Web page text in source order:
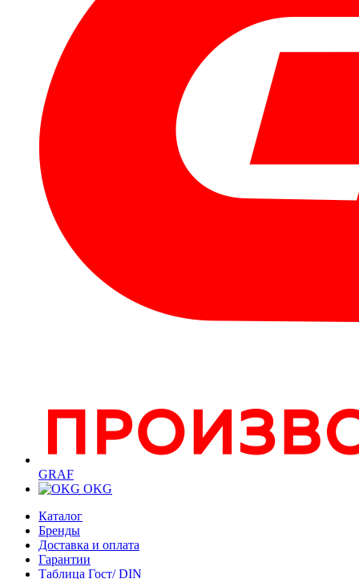
GRAF
OKG
Каталог
Бренды
Доставка и оплата
Гарантии
Таблица Гост/ DIN